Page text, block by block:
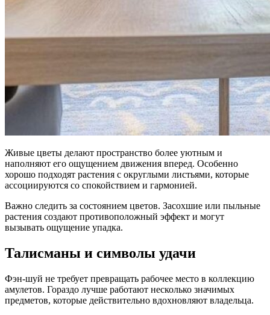
Живые цветы делают пространство более уютным и
наполняют его ощущением движения вперед. Особенно
хорошо подходят растения с округлыми листьями, которые
ассоциируются со спокойствием и гармонией.
Важно следить за состоянием цветов. Засохшие или пыльные
растения создают противоположный эффект и могут
вызывать ощущение упадка.
Талисманы и символы удачи
Фэн-шуй не требует превращать рабочее место в коллекцию
амулетов. Гораздо лучше работают несколько значимых
предметов, которые действительно вдохновляют владельца.